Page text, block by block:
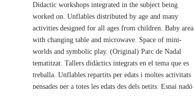
Didactic workshops integrated in the subject being
worked on. Unflables distributed by age and many
activities designed for all ages from children. Baby area
with changing table and microwave. Space of mini-
worlds and symbolic play. (Original) Parc de Nadal
tematitzat. Tallers didàctics integrats en el tema que es
treballa. Unflables repartits per edats i moltes activitats
pensades per a totes les edats des dels petits. Espai nadó